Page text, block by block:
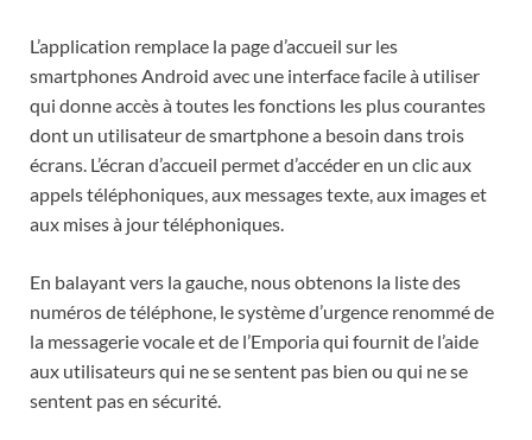
L’application remplace la page d’accueil sur les
smartphones Android avec une interface facile à utiliser
qui donne accès à toutes les fonctions les plus courantes
dont un utilisateur de smartphone a besoin dans trois
écrans. L’écran d’accueil permet d’accéder en un clic aux
appels téléphoniques, aux messages texte, aux images et
aux mises à jour téléphoniques.
En balayant vers la gauche, nous obtenons la liste des
numéros de téléphone, le système d’urgence renommé de
la messagerie vocale et de l’Emporia qui fournit de l’aide
aux utilisateurs qui ne se sentent pas bien ou qui ne se
sentent pas en sécurité.